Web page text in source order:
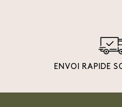
ENVOI RAPIDE